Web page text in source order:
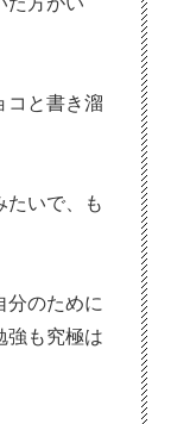
コと書き溜
たいで、も
分のために
強も究極は